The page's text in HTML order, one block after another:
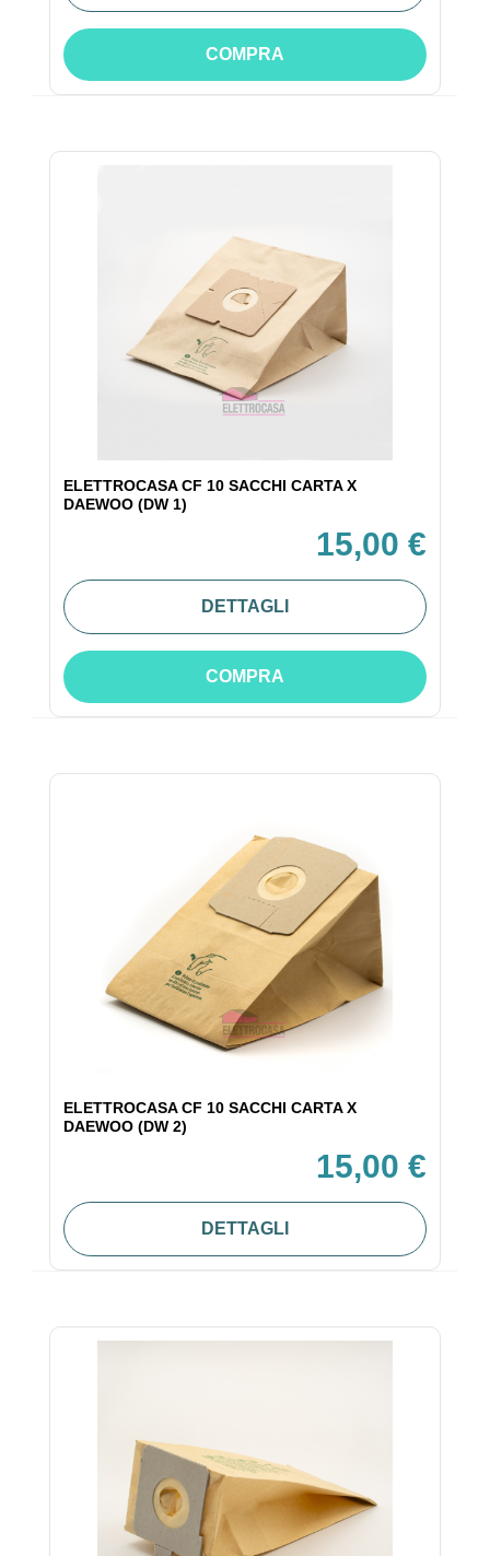
COMPRA
ELETTROCASA CF 10 SACCHI CARTA X
DAEWOO (DW 1)
15,00 €
DETTAGLI
COMPRA
ELETTROCASA CF 10 SACCHI CARTA X
DAEWOO (DW 2)
15,00 €
DETTAGLI